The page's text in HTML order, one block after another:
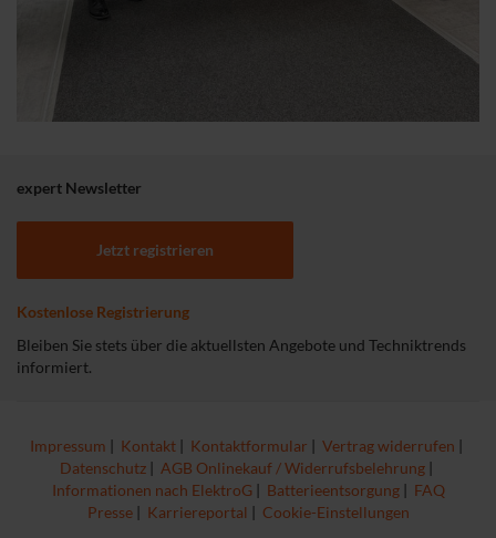
expert Newsletter
Jetzt registrieren
Kostenlose Registrierung
Bleiben Sie stets über die aktuellsten Angebote und Techniktrends
informiert.
Impressum | Kontakt | Kontaktformular | Vertrag widerrufen |
Datenschutz | AGB Onlinekauf / Widerrufsbelehrung |
Informationen nach ElektroG| Batterieentsorgung| FAQ
Presse| Karriereportal | Cookie-Einstellungen